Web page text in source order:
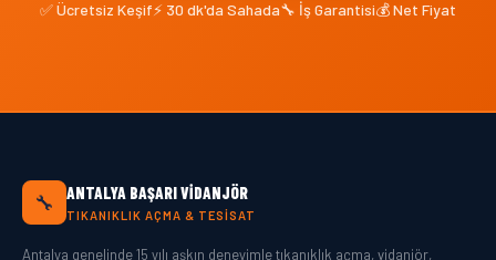
✅ Ücretsiz Keşif⚡ 30 dk'da Sahada🔧 İş Garantisi💰 Net Fiyat
🔧 ANTALYA BAŞARI VIDANJÖR
TIKANIKLIK AÇMA & TESISAT
Antalya genelinde 15 yılı aşkın deneyimle tıkanıklık açma, vidanjör,